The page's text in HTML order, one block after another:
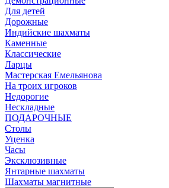
Для детей
Дорожные
Индийские шахматы
Каменные
Классические
Ларцы
Мастерская Емельянова
На троих игроков
Недорогие
Нескладные
ПОДАРОЧНЫЕ
Столы
Уценка
Часы
Эксклюзивные
Янтарные шахматы
Шахматы магнитные